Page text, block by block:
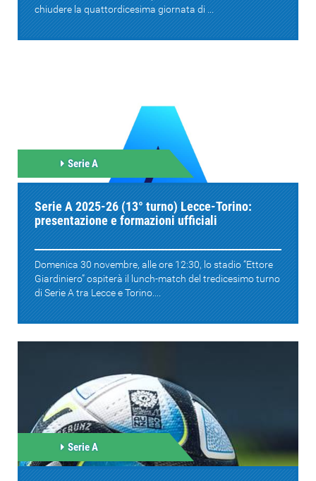
chiudere la quattordicesima giornata di ...
Serie A
Serie A 2025-26 (13° turno) Lecce-Torino:
presentazione e formazioni ufficiali
Domenica 30 novembre, alle ore 12:30, lo stadio “Ettore
Giardiniero” ospiterà il lunch-match del tredicesimo turno
di Serie A tra Lecce e Torino....
Serie A